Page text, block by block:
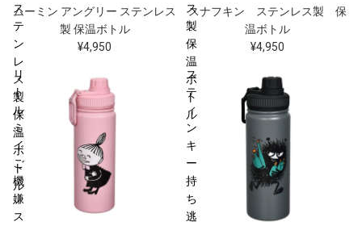
ス
テ
ン
レ
ス
製
保
温
ボ
ト
ル
ムーミン アングリー ステンレス
製 保温ボトル
¥4,950
ス
製
保
温
ボ
ト
ル
スナフキン ステンレス製 保
温ボトル
¥4,950
リ
ト
ル
ミ
イ
ご
機
嫌
ス
ス
テ
ィ
ン
キ
ー
持
ち
逃